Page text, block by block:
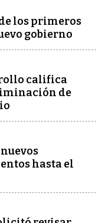
los primeros
gobierno
califica
de
hasta el